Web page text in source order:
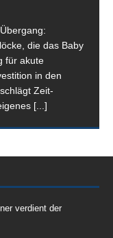
die das Baby
für akute
in den
Zeit-
[...]
verdient der